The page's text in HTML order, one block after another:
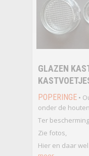
GLAZEN
POPERINGE•
onder de
Ter
Zie fotos,
Hier en daar